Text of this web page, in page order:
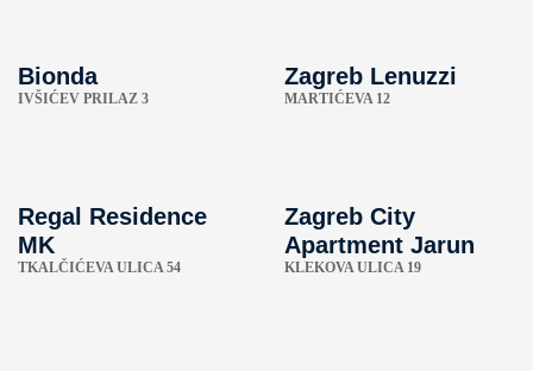
Bionda
IVŠIĆEV PRILAZ 3
Zagreb Lenuzzi
MARTIĆEVA 12
Regal Residence
MK
TKALČIĆEVA ULICA 54
Zagreb City
Apartment Jarun
KLEKOVA ULICA 19